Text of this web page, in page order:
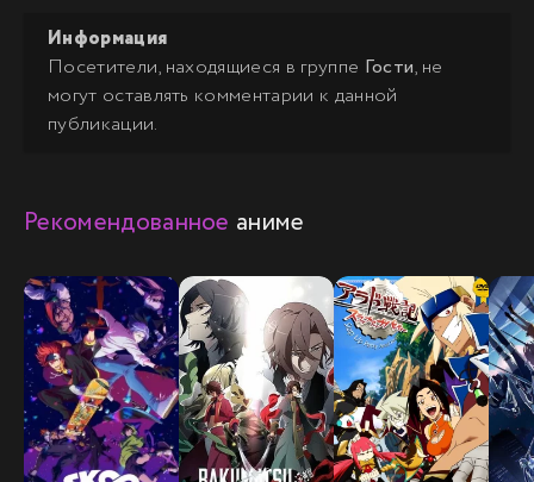
Информация
Посетители, находящиеся в группе Гости, не
могут оставлять комментарии к данной
публикации.
Рекомендованное аниме